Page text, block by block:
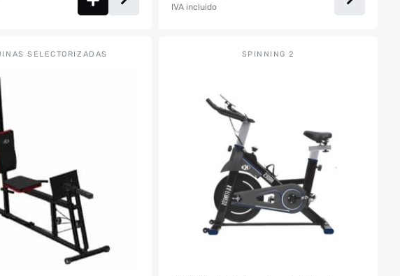
IVA incluido
SELECTORIZADAS SPINNING 2